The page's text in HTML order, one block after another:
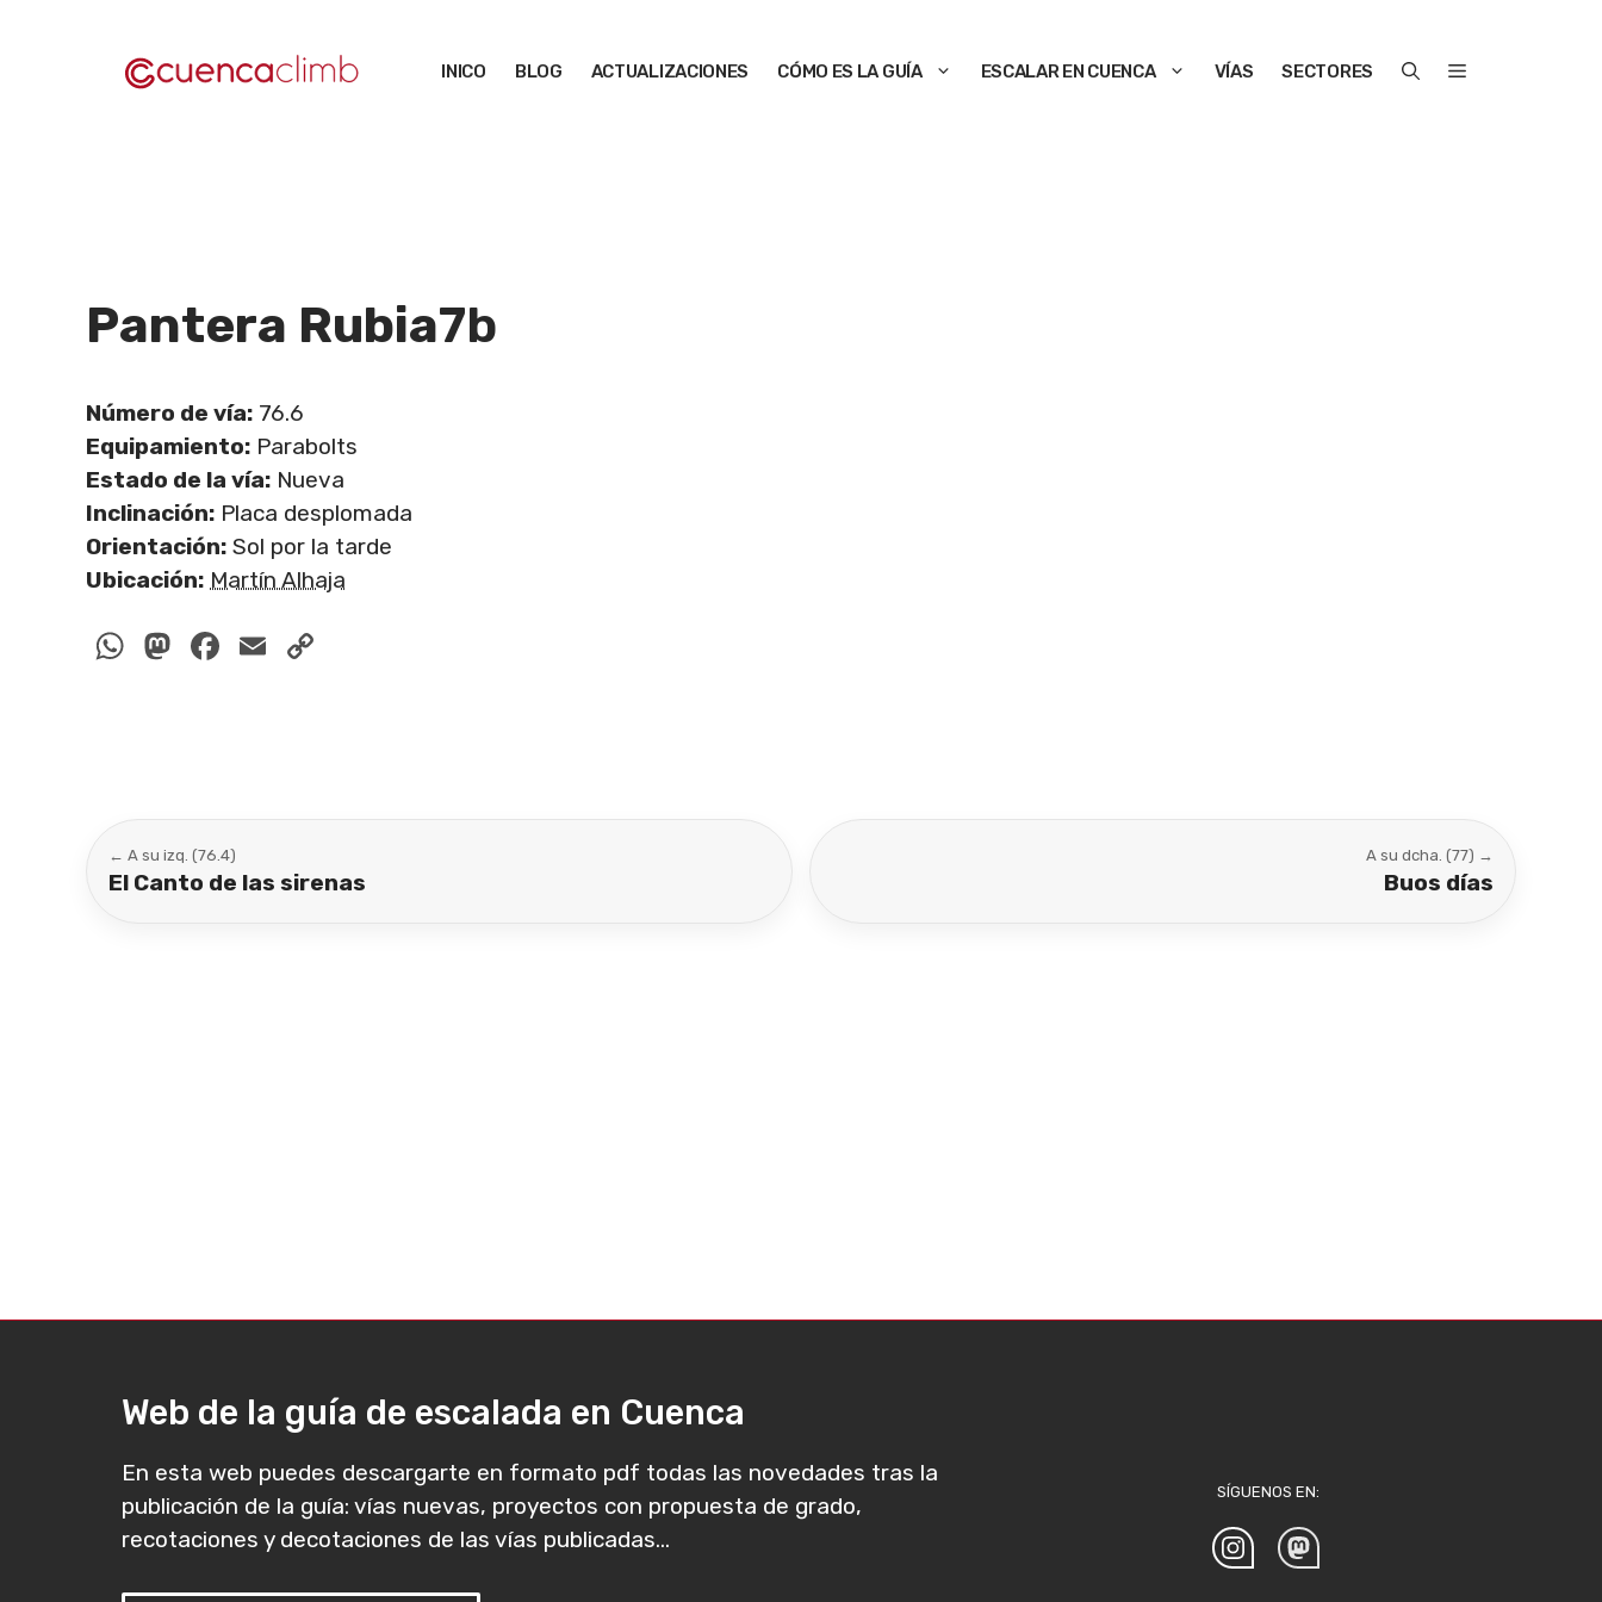
INICO BLOG ACTUALIZACIONES CÓMO ES LA GUÍA ESCALAR EN CUENCA VÍAS SECTORES
Pantera Rubia7b
Número de vía: 76.6
Equipamiento: Parabolts
Estado de la vía: Nueva
Inclinación: Placa desplomada
Orientación: Sol por la tarde
Ubicación: Martín Alhaja
WhatsApp
Mastodon
Facebook
Email
← A su izq. (76.4)
El Canto de las sirenas
A su dcha. (77) →
Buos días
Web de la guía de escalada en Cuenca
En esta web puedes descargarte en formato pdf todas las novedades tras la
publicación de la guía: vías nuevas, proyectos con propuesta de grado,
recotaciones y decotaciones de las vías publicadas...
SÍGUENOS EN: